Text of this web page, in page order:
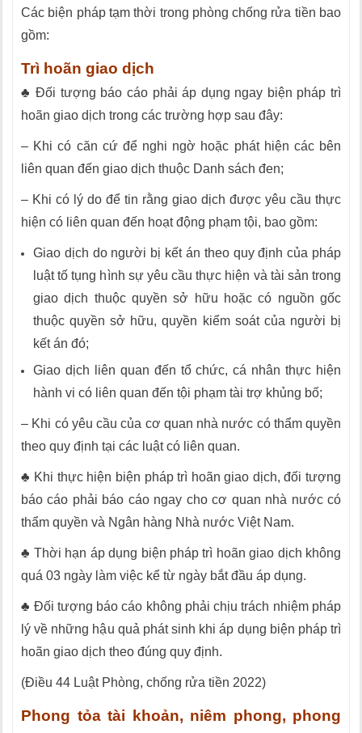
Các biện pháp tạm thời trong phòng chống rửa tiền bao
gồm:
Trì hoãn giao dịch
♣ Đối tượng báo cáo phải áp dụng ngay biện pháp trì
hoãn giao dịch trong các trường hợp sau đây:
– Khi có căn cứ để nghi ngờ hoặc phát hiện các bên
liên quan đến giao dịch thuộc Danh sách đen;
– Khi có lý do để tin rằng giao dịch được yêu cầu thực
hiện có liên quan đến hoạt động phạm tội, bao gồm:
Giao dịch do người bị kết án theo quy định của pháp
luật tố tụng hình sự yêu cầu thực hiện và tài sản trong
giao dịch thuộc quyền sở hữu hoặc có nguồn gốc
thuộc quyền sở hữu, quyền kiểm soát của người bị
kết án đó;
Giao dịch liên quan đến tổ chức, cá nhân thực hiện
hành vi có liên quan đến tội phạm tài trợ khủng bố;
– Khi có yêu cầu của cơ quan nhà nước có thẩm quyền
theo quy định tại các luật có liên quan.
♣ Khi thực hiện biện pháp trì hoãn giao dịch, đối tượng
báo cáo phải báo cáo ngay cho cơ quan nhà nước có
thẩm quyền và Ngân hàng Nhà nước Việt Nam.
♣ Thời hạn áp dụng biện pháp trì hoãn giao dịch không
quá 03 ngày làm việc kể từ ngày bắt đầu áp dụng.
♣ Đối tượng báo cáo không phải chịu trách nhiệm pháp
lý về những hậu quả phát sinh khi áp dụng biện pháp trì
hoãn giao dịch theo đúng quy định.
(Điều 44 Luật Phòng, chống rửa tiền 2022)
Phong tỏa tài khoản, niêm phong, phong